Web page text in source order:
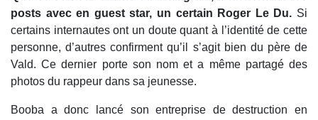
posts avec en guest star, un certain Roger Le Du. Si
certains internautes ont un doute quant à l’identité de cette
personne, d’autres confirment qu’il s’agit bien du père de
Vald. Ce dernier porte son nom et a même partagé des
photos du rappeur dans sa jeunesse.
Booba a donc lancé son entreprise de destruction en